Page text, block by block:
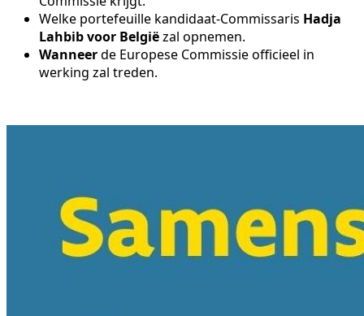
Welke portefeuille kandidaat-Commissaris Hadja
Lahbib voor Belgiëzal opnemen.
Wanneerde Europese Commissie officieel in
werking zal treden.